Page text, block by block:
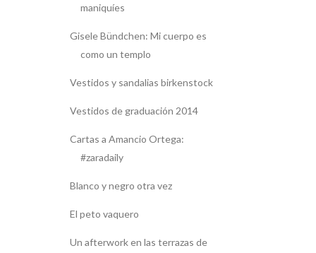
maniquíes
Gisele Bündchen: Mi cuerpo es
como un templo
Vestidos y sandalias birkenstock
Vestidos de graduación 2014
Cartas a Amancio Ortega:
#zaradaily
Blanco y negro otra vez
El peto vaquero
Un afterwork en las terrazas de